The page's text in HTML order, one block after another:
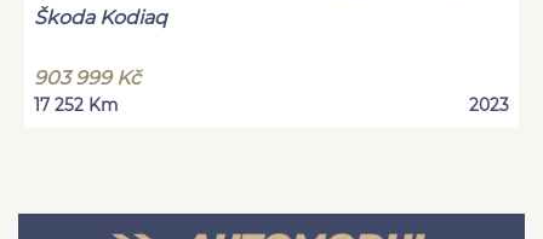
Škoda Kodiaq
903 999 Kč
17 252 Km 2023